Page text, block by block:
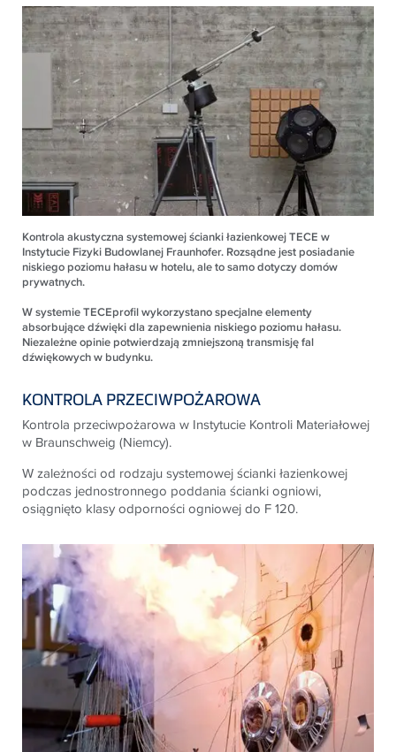
Kontrola akustyczna systemowej ścianki łazienkowej TECE w
Instytucie Fizyki Budowlanej Fraunhofer. Rozsądne jest posiadanie
niskiego poziomu hałasu w hotelu, ale to samo dotyczy domów
prywatnych.
W systemie TECEprofil wykorzystano specjalne elementy
absorbujące dźwięki dla zapewnienia niskiego poziomu hałasu.
Niezależne opinie potwierdzają zmniejszoną transmisję fal
dźwiękowych w budynku.
KONTROLA PRZECIWPOŻAROWA
Kontrola przeciwpożarowa w Instytucie Kontroli Materiałowej
w Braunschweig (Niemcy).
W zależności od rodzaju systemowej ścianki łazienkowej
podczas jednostronnego poddania ścianki ogniowi,
osiągnięto klasy odporności ogniowej do F 120.